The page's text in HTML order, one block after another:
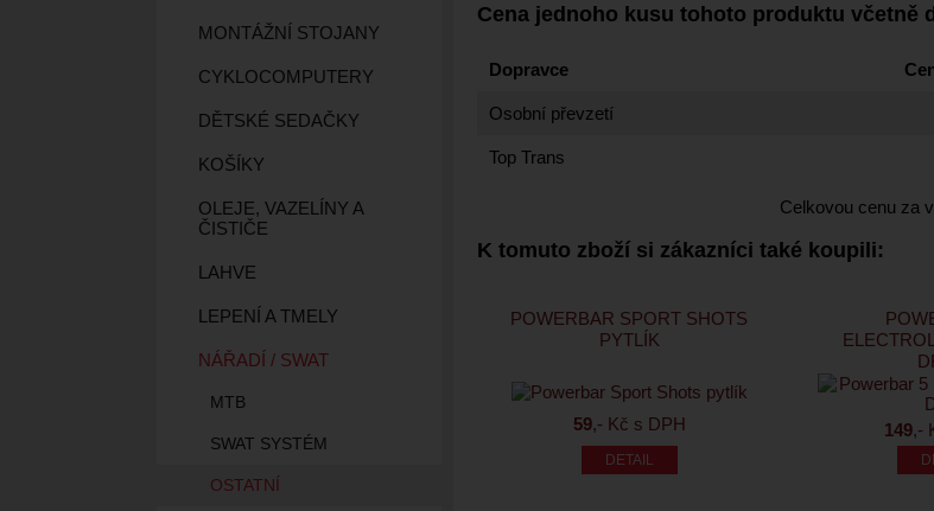
MONTÁŽNÍ STOJANY
CYKLOCOMPUTERY
DĚTSKÉ SEDAČKY
KOŠÍKY
OLEJE, VAZELÍNY A
ČISTIČE
LAHVE
LEPENÍ A TMELY
NÁŘADÍ / SWAT
MTB
SWAT SYSTÉM
OSTATNÍ
Cena jednoho kusu tohoto produktu včetně
Dopravce
Osobní převzetí
Top Trans
Celkovou cenu za
K tomuto zboží si zákazníci také koupili:
POWERBAR SPORT SHOTS
PYTLÍK
59,- Kč s DPH 149,-